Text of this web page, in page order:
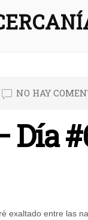
NO HAY
Día
exaltado entre las